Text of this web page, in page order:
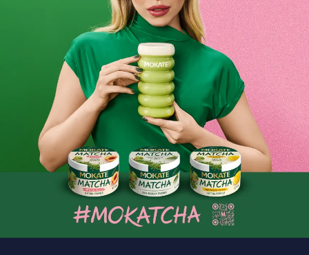
Otrzymuj informację o nowościach i
wyprzedażach
Bądź na bieżąco z nowościami i promocjami w sklepie